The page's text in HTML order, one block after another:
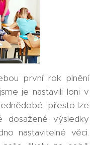
první rok plnění
je nastavili loni v
přesto lze
dosažené výsledky
nastavitelné věci.